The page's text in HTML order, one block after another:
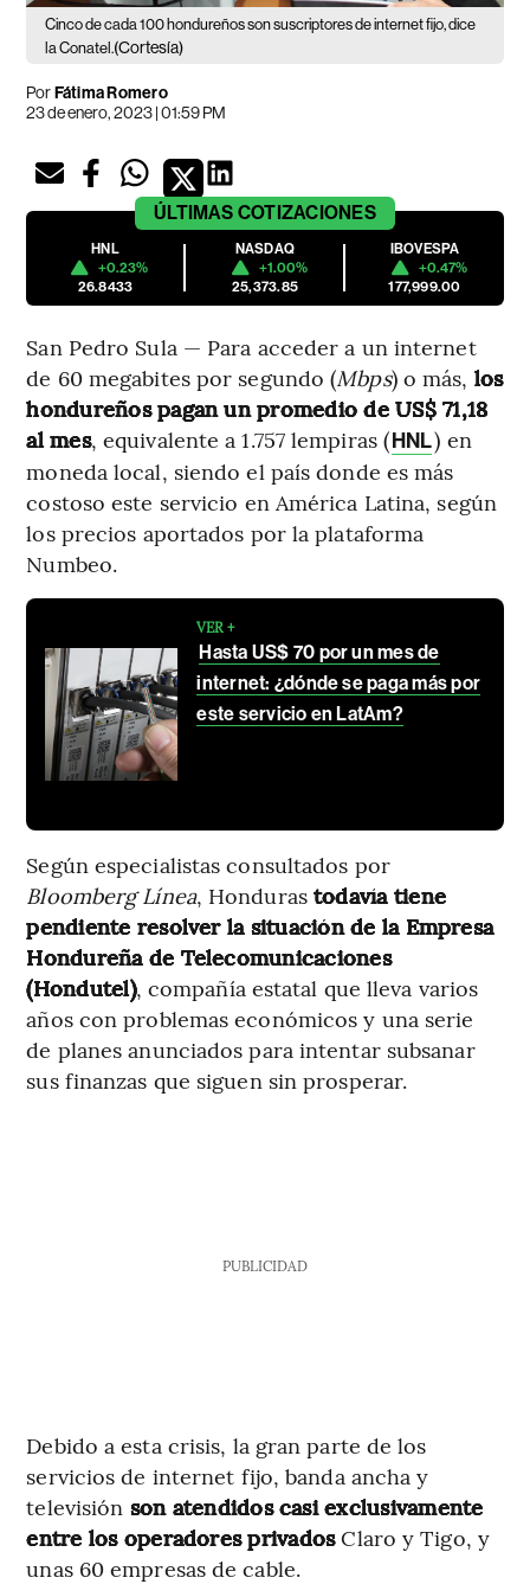
Cinco de cada 100 hondureños son suscriptores de internet fijo, dice
la Conatel.(Cortesía)
PorFátima Romero
23 de enero, 2023 | 01:59 PM
ÚLTIMAS COTIZACIONES
HNL
+0.23%
26.8433
NASDAQ
+1.00%
25,373.85
IBOVESPA
+0.47%
177,999.00
San Pedro Sula — Para acceder a un internet
de 60 megabites por segundo (Mbps) o más, los
hondureños pagan un promedio de US$ 71,18
al mes, equivalente a 1.757 lempiras (HNL) en
moneda local, siendo el país donde es más
costoso este servicio en América Latina, según
los precios aportados por la plataforma
Numbeo.
VER +
Hasta US$ 70 por un mes de
internet: ¿dónde se paga más por
este servicio en LatAm?
Según especialistas consultados por
Bloomberg Línea, Honduras todavía tiene
pendiente resolver la situación de la Empresa
Hondureña de Telecomunicaciones
(Hondutel), compañía estatal que lleva varios
años con problemas económicos y una serie
de planes anunciados para intentar subsanar
sus finanzas que siguen sin prosperar.
PUBLICIDAD
Debido a esta crisis, la gran parte de los
servicios de internet fijo, banda ancha y
televisión son atendidos casi exclusivamente
entre los operadores privadosClaro y Tigo, y
unas 60 empresas de cable.